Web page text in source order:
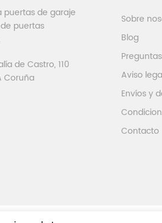
puertas de garaje
puertas
de Castro, 110
Coruña
Sobre
Blog
Aviso
Envíos y
Contacto